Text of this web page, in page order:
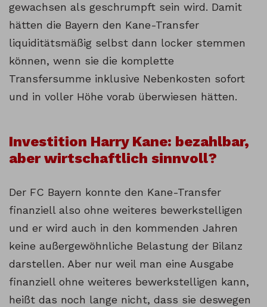
gewachsen als geschrumpft sein wird. Damit
hätten die Bayern den Kane-Transfer
liquiditätsmäßig selbst dann locker stemmen
können, wenn sie die komplette
Transfersumme inklusive Nebenkosten sofort
und in voller Höhe vorab überwiesen hätten.
Investition Harry Kane: bezahlbar,
aber wirtschaftlich sinnvoll?
Der FC Bayern konnte den Kane-Transfer
finanziell also ohne weiteres bewerkstelligen
und er wird auch in den kommenden Jahren
keine außergewöhnliche Belastung der Bilanz
darstellen. Aber nur weil man eine Ausgabe
finanziell ohne weiteres bewerkstelligen kann,
heißt das noch lange nicht, dass sie deswegen